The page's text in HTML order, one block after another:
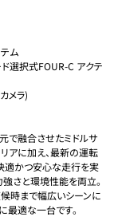
ム
選択式FOUR-C アクテ
メラ)
で融合させたミドルサ
アに加え、最新の運転
適かつ安心な走行を実
強さと環境性能を両立。
時まで幅広いシーンに
最適な一台です。